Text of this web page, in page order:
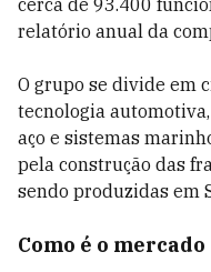
cerca de 93.400
relatório anual da
O grupo se divide em
tecnologia
aço e sistemas
pela construção das
sendo produzidas em
Como é o mercado